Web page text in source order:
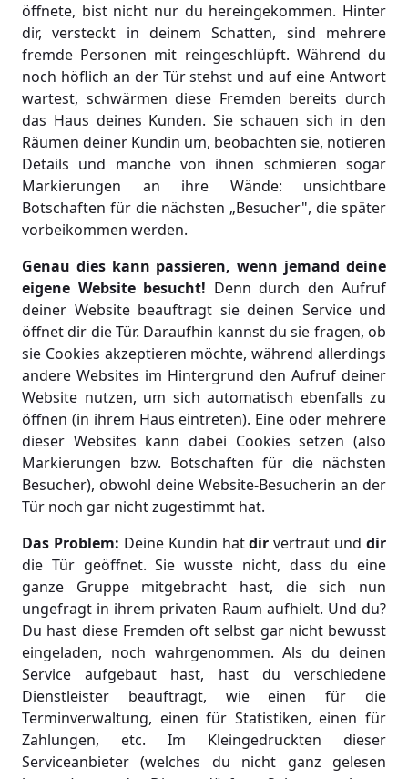
öffnete, bist nicht nur du hereingekommen. Hinter
dir, versteckt in deinem Schatten, sind mehrere
fremde Personen mit reingeschlüpft. Während du
noch höflich an der Tür stehst und auf eine Antwort
wartest, schwärmen diese Fremden bereits durch
das Haus deines Kunden. Sie schauen sich in den
Räumen deiner Kundin um, beobachten sie, notieren
Details und manche von ihnen schmieren sogar
Markierungen an ihre Wände: unsichtbare
Botschaften für die nächsten „Besucher", die später
vorbeikommen werden.
Genau dies kann passieren, wenn jemand deine
eigene Website besucht! Denn durch den Aufruf
deiner Website beauftragt sie deinen Service und
öffnet dir die Tür. Daraufhin kannst du sie fragen, ob
sie Cookies akzeptieren möchte, während allerdings
andere Websites im Hintergrund den Aufruf deiner
Website nutzen, um sich automatisch ebenfalls zu
öffnen (in ihrem Haus eintreten). Eine oder mehrere
dieser Websites kann dabei Cookies setzen (also
Markierungen bzw. Botschaften für die nächsten
Besucher), obwohl deine Website-Besucherin an der
Tür noch gar nicht zugestimmt hat.
Das Problem: Deine Kundin hatdir vertraut und dir
die Tür geöffnet. Sie wusste nicht, dass du eine
ganze Gruppe mitgebracht hast, die sich nun
ungefragt in ihrem privaten Raum aufhielt. Und du?
Du hast diese Fremden oft selbst gar nicht bewusst
eingeladen, noch wahrgenommen. Als du deinen
Service aufgebaut hast, hast du verschiedene
Dienstleister beauftragt, wie einen für die
Terminverwaltung, einen für Statistiken, einen für
Zahlungen, etc. Im Kleingedruckten dieser
Serviceanbieter (welches du nicht ganz gelesen